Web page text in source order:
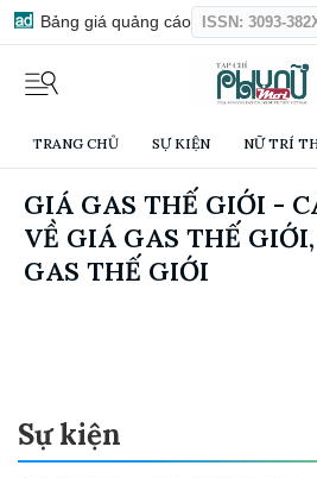
Bảng giá quảng cáo ISSN: 3093-
TRANG CHỦ SỰ KIỆN NỮ TRÍ
GIÁ GAS THẾ GIỚI -
VỀ GIÁ GAS THẾ
GAS THẾ GIỚI
Sự kiện